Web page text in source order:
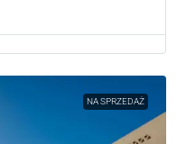
NA SPRZEDAŻ